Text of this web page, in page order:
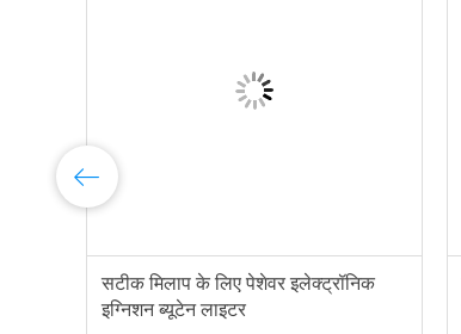
सटीक मिलाप के लिए पेशेवर इलेक्ट्रॉनिक
इग्निशन ब्यूटेन लाइटर